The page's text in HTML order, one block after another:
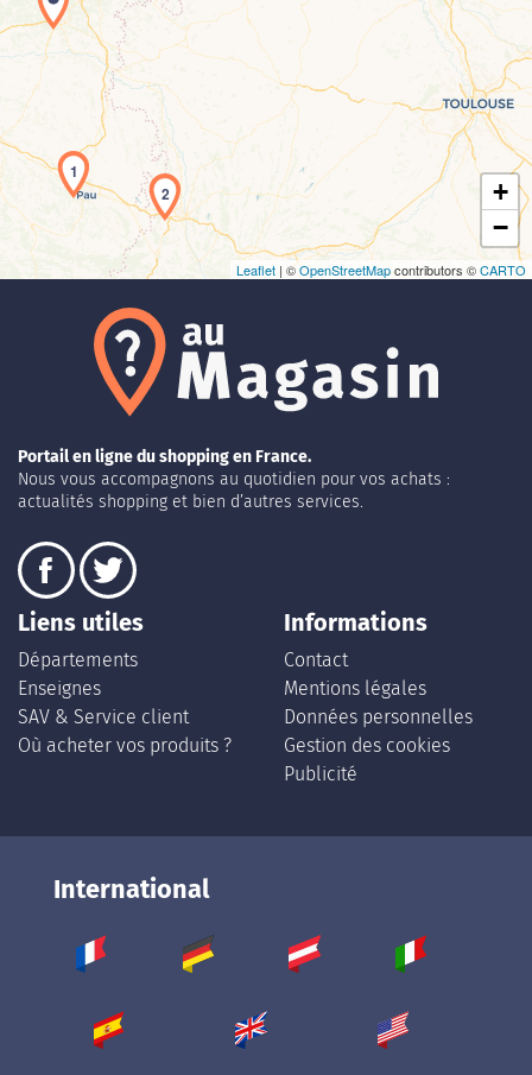
Chargement de la carte en cours...
1
2
+
−
Leaflet | ©OpenStreetMapcontributors ©CARTO
Portail en ligne du shopping en France.
Nous vous accompagnons au quotidien pour vos achats :
actualités shopping et bien d’autres services.
Liens utiles
Départements
Enseignes
SAV & Service client
Où acheter vos produits ?
Informations
Contact
Mentions légales
Données personnelles
Gestion des cookies
Publicité
International